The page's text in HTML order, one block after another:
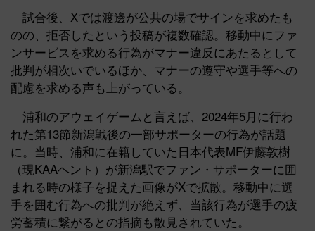
試合後、Xでは渡邊が公共の場でサインを求めたも
のの、拒否したという投稿が複数確認。移動中にファ
ンサービスを求める行為がマナー違反にあたるとして
批判が相次いでいるほか、マナーの遵守や選手等への
配慮を求める声も上がっている。
浦和のアウェイゲームと言えば、2024年5月に行わ
れた第13節新潟戦後の一部サポーターの行為が話題
に。当時、浦和に在籍していた日本代表MF伊藤敦樹
（現KAAヘント）が新潟駅でファン・サポーターに囲
まれる時の様子を捉えた画像がXで拡散。移動中に選
手を囲む行為への批判が絶えず、当該行為が選手の疲
労蓄積に繋がるとの指摘も散見されていた。